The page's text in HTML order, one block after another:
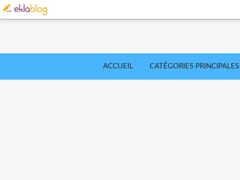
ACCUEIL CATÉGORIES PRINCIPALES